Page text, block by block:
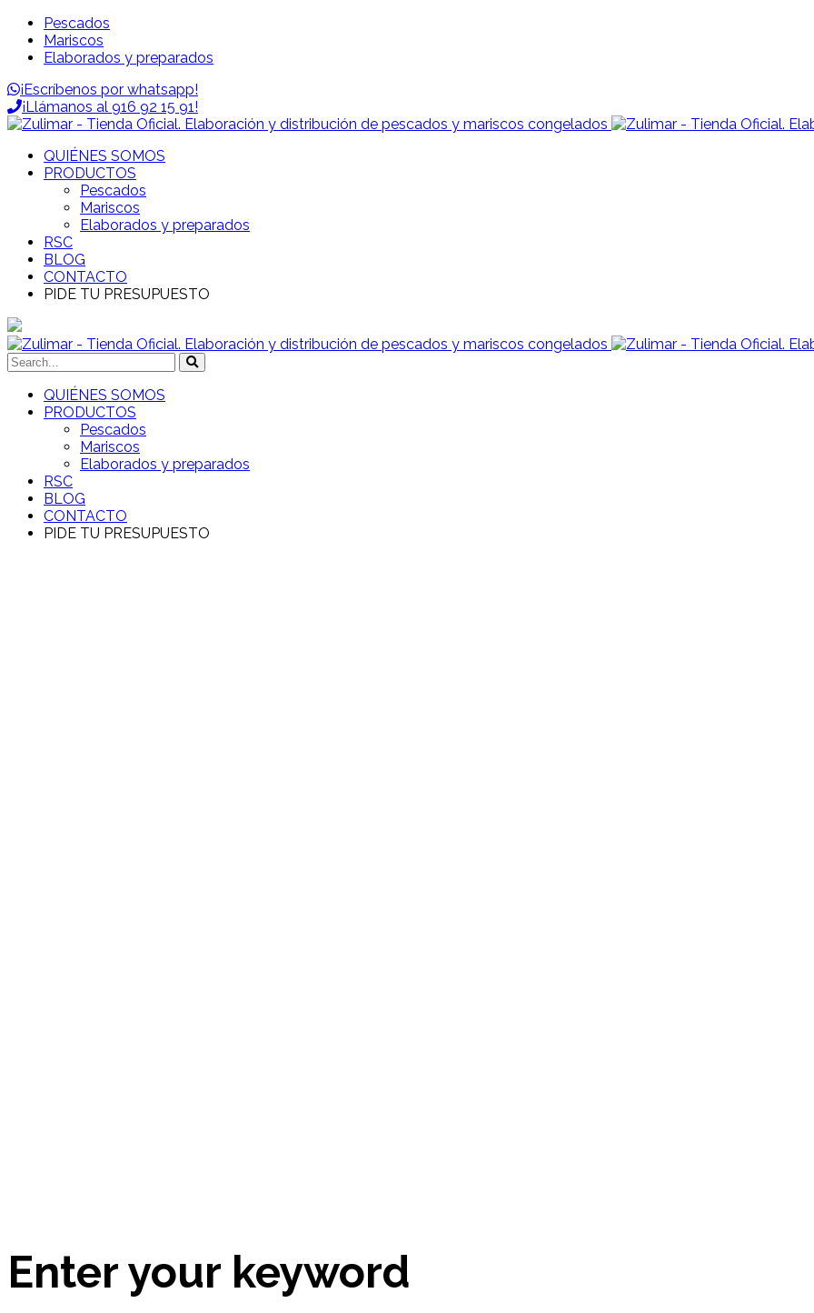
Pescados
Mariscos
Elaborados y preparados
¡Escríbenos por whatsapp!
¡Llámanos al 916 92 15 91!
QUIÉNES SOMOS
PRODUCTOS
Pescados
Mariscos
Elaborados y preparados
RSC
BLOG
CONTACTO
PIDE TU PRESUPUESTO
QUIÉNES SOMOS
PRODUCTOS
Pescados
Mariscos
Elaborados y preparados
RSC
BLOG
CONTACTO
PIDE TU PRESUPUESTO
Enter your keyword